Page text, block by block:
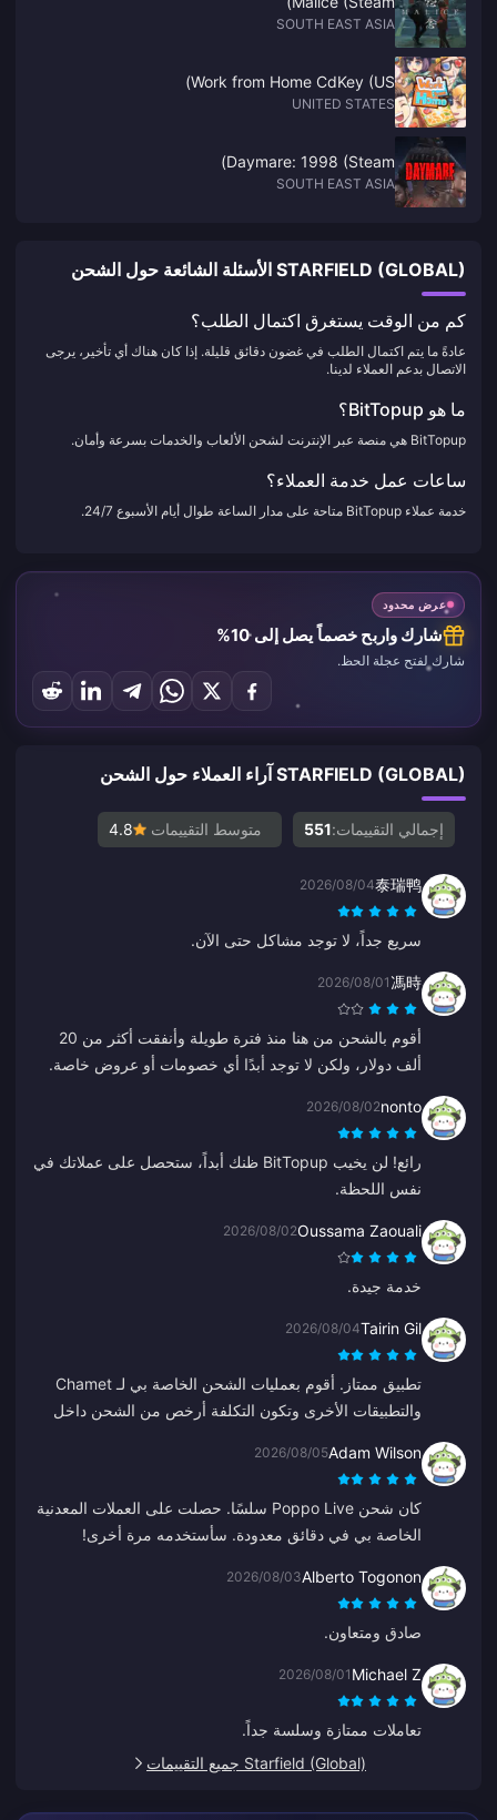
SOUTH EAST ASIA
Work from Home CdKey (US)
UNITED STATES
Daymare: 1998 (Steam)
SOUTH EAST ASIA
STARFIELD (GLOBAL) الأسئلة الشائعة حول الشحن
كم من الوقت يستغرق اكتمال الطلب؟
عادةً ما يتم اكتمال الطلب في غضون دقائق قليلة. إذا كان هناك أي تأخير، يرجى
الاتصال بدعم العملاء لدينا.
ما هو BitTopup؟
BitTopup هي منصة عبر الإنترنت لشحن الألعاب والخدمات بسرعة وأمان.
ساعات عمل خدمة العملاء؟
خدمة عملاء BitTopup متاحة على مدار الساعة طوال أيام الأسبوع 24/7.
عرض محدود
شارك واربح خصماً يصل إلى 10%
شارك لفتح عجلة الحظ.
STARFIELD (GLOBAL) آراء العملاء حول الشحن
إجمالي التقييمات:551 متوسط التقييمات 4.8
泰瑞鸭
2026/08/04
سريع جداً، لا توجد مشاكل حتى الآن.
馮時
2026/08/01
أقوم بالشحن من هنا منذ فترة طويلة وأنفقت أكثر من 20
ألف دولار، ولكن لا توجد أبدًا أي خصومات أو عروض خاصة.
للآمال عدم رؤية أي مكافآت للعملاء الأوفياء.
nonto
2026/08/02
رائع! لن يخيب BitTopup ظنك أبداً، ستحصل على عملاتك في
نفس اللحظة.
Oussama Zaouali
2026/08/02
خدمة جيدة.
Tairin Gil
2026/08/04
تطبيق ممتاز. أقوم بعمليات الشحن الخاصة بي لـ Chamet
والتطبيقات الأخرى وتكون التكلفة أرخص من الشحن داخل
Adam Wilson
2026/08/05
كان شحن Poppo Live سلسًا. حصلت على العملات المعدنية
الخاصة بي في دقائق معدودة. سأستخدمه مرة أخرى!
Alberto Togonon
2026/08/03
صادق ومتعاون.
Michael Z
2026/08/01
تعاملات ممتازة وسلسة جداً.
Starfield (Global) جميع التقييمات